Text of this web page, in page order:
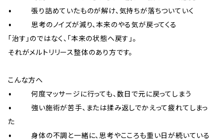
• 張り詰めていたものが解け、気持ちが落ちついていく
• 思考のノイズが減り、本来のやる気が戻ってくる
「治す」のではなく、「本来の状態へ戻す」。
それがメルトリリース整体のあり方です。
こんな方へ
• 何度マッサージに行っても、数日で元に戻ってしまう
• 強い施術が苦手、または揉み返しでかえって疲れてしまっ
た
• 身体の不調と一緒に、思考やこころも重い日が続いている